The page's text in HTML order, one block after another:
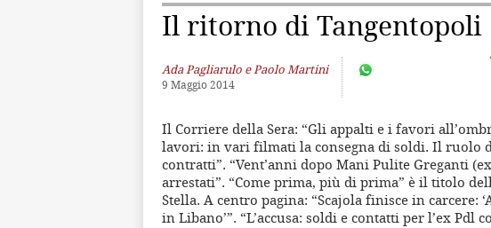
Il ritorno di Tangentopoli
Ada Pagliarulo e Paolo Martini
9 Maggio 2014
Il Corriere della Sera: “Gli appalti e i favori
lavori: in vari filmati la consegna di soldi. Il ruolo
contratti”. “Vent’anni dopo Mani Pulite Greganti
arrestati”. “Come prima, più di prima” è il titolo
Stella. A centro pagina: “Scajola finisce in
in Libano’”. “L’accusa: soldi e contatti per l’ex Pdl